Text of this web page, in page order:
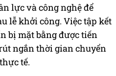
lực và công nghệ để
lễ khởi công. Việc tập kết
bị mặt bằng được tiến
ngắn thời gian chuyển
tế.